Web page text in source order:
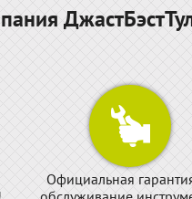
Официальная